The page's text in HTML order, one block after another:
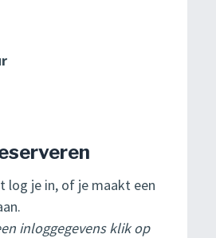
log je in, of je maakt een
inloggegevens klik op